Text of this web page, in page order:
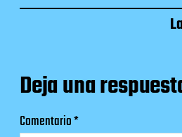
Deja una
Comentario*